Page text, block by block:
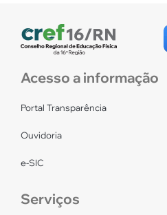
Acesso a informação
Portal Transparência
Ouvidoria
e-SIC
Serviços